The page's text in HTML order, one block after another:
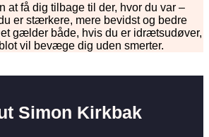
at få dig tilbage til der, hvor du var –
er stærkere, mere bevidst og bedre
gælder både, hvis du er idrætsudøver,
vil bevæge dig uden smerter.
Simon Kirkbak